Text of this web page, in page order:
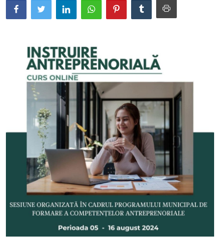
Proiecte
Sectorul Rîșcani
Căutați pe Internet